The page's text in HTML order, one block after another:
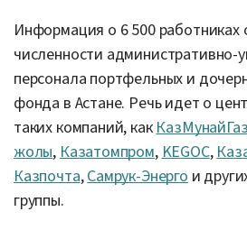
Информация о 6 500 работниках
численности административно-
персонала портфельных и
фонда в Астане. Речь идет о
таких компаний, как КазМунайГаз
жолы, Казатомпром, KEGOC,
Казпочта,Самрук-Энерго и
группы.